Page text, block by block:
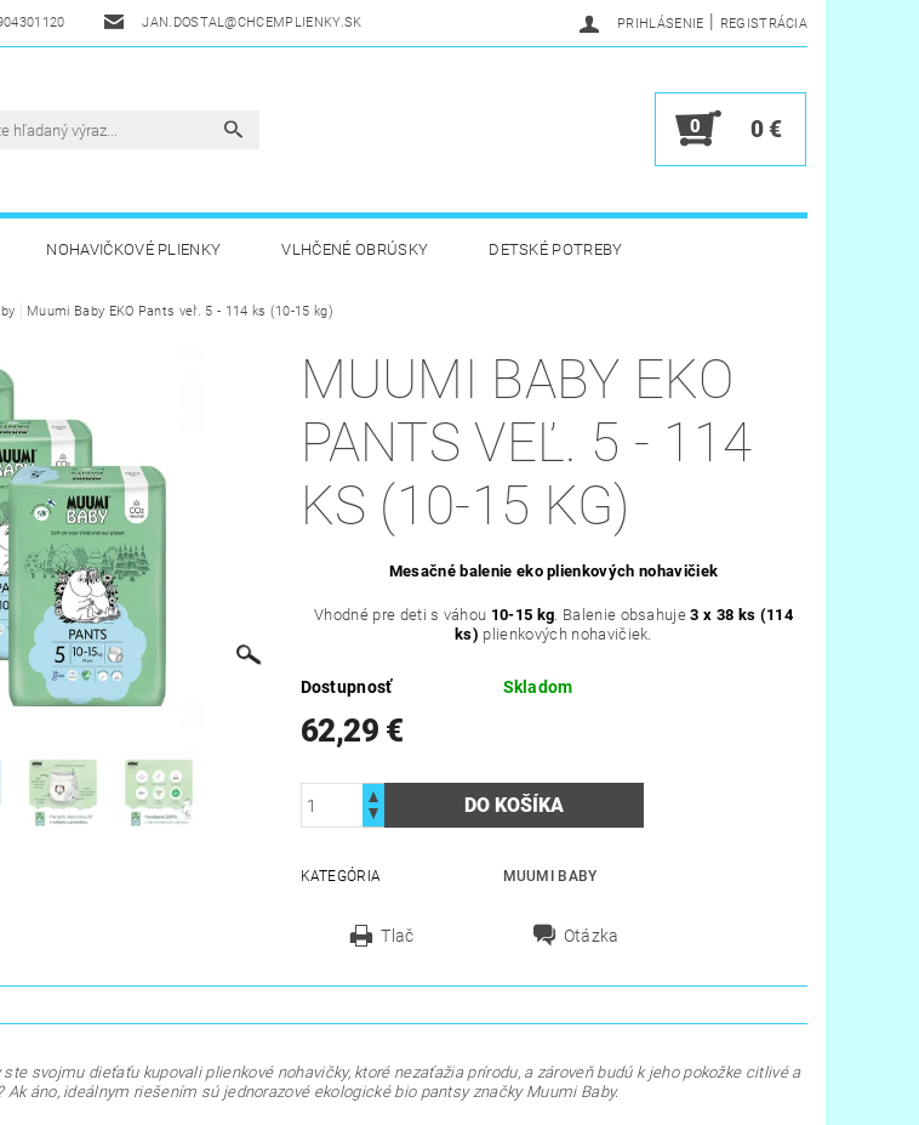
JAN.DOSTAL@CHCEMPLIENKY.SK PRIHLÁSENIE | REGISTRÁCIA
0 0 €
NOHAVIČKOVÉ PLIENKY VLHČENÉ OBRÚSKY DETSKÉ POTREBY
ZDRAVÁ A ŠPORTOVÁ VÝŽIVA DROGÉRIA A HYGIENA
KONTAKTY VERNOSTNÝ PROGRAM
Muumi Baby EKO Pants veľ. 5 - 114 ks (10-15 kg)
MUUMI BABY EKO
PANTS VEĽ. 5 - 114
KS (10-15 KG)
Mesačné balenie eko plienkových nohavičiek
Vhodné pre deti s váhou 10-15 kg. Balenie obsahuje3 x 38 ks (114
ks) plienkových nohavičiek.
Dostupnosť Skladom
62,29 €
KATEGÓRIA MUUMI BABY
Tlač Otázka
svojmu dieťaťu kupovali plienkové nohavičky, ktoré nezaťažia prírodu, a zároveň budú k jeho pokožke citlivé a
Ak áno, ideálnym riešením sú jednorazové ekologické bio pantsy značky Muumi Baby.